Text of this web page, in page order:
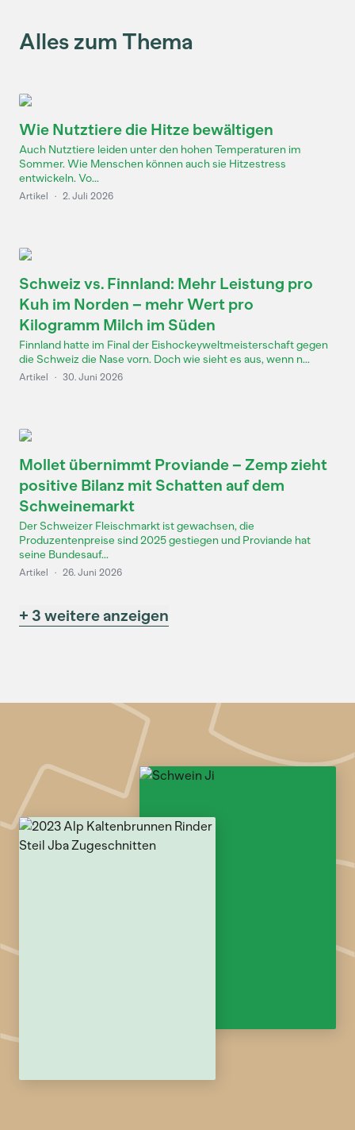
Alles zum Thema
Wie Nutztiere die Hitze bewältigen
Auch Nutztiere leiden unter den hohen Temperaturen im
Sommer. Wie Menschen können auch sie Hitzestress
entwickeln. Vo...
Artikel · 2. Juli 2026
Schweiz vs. Finnland: Mehr Leistung pro
Kuh im Norden – mehr Wert pro
Kilogramm Milch im Süden
Finnland hatte im Final der Eishockeyweltmeisterschaft gegen
die Schweiz die Nase vorn. Doch wie sieht es aus, wenn n...
Artikel · 30. Juni 2026
Mollet übernimmt Proviande – Zemp zieht
positive Bilanz mit Schatten auf dem
Schweinemarkt
Der Schweizer Fleischmarkt ist gewachsen, die
Produzentenpreise sind 2025 gestiegen und Proviande hat
seine Bundesauf...
Artikel · 26. Juni 2026
+ 3 weitere anzeigen